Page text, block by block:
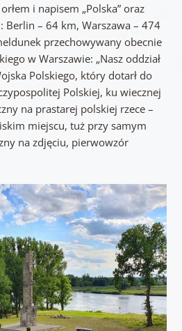
i napisem „Polska” oraz
Berlin – 64 km, Warszawa – 474
przechowywany obecnie
w Warszawie: „Nasz oddział
Polskiego, który dotarł do
Polskiej, ku wiecznej
na prastarej polskiej rzece –
miejscu, tuż przy samym
na zdjęciu, pierwowzór